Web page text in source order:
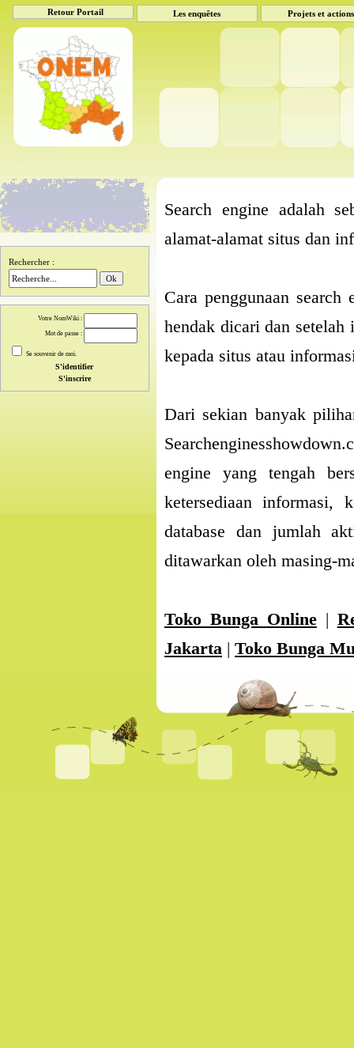
Retour Portail Les enquêtes Projets et actions
Rechercher :
Votre NomWiki :
Mot de passe :
Se souvenir de moi.
S'inscrire
Search engine adalah
alamat-alamat situs dan
Cara penggunaan
hendak dicari dan
kepada situs atau
Dari sekian banyak
engine yang tengah
ketersediaan informasi,
database dan jumlah
ditawarkan oleh masing-
Toko Bunga Online|
Jakarta | Toko Bunga